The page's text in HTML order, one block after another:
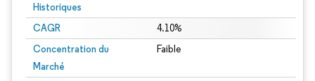
Historiques
CAGR 4.10%
Concentration du
Marché
Faible